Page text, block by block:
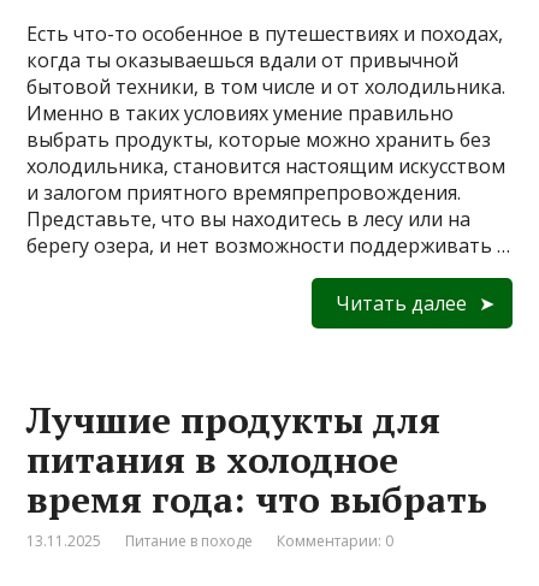
Есть что-то особенное в путешествиях и походах,
когда ты оказываешься вдали от привычной
бытовой техники, в том числе и от холодильника.
Именно в таких условиях умение правильно
выбрать продукты, которые можно хранить без
холодильника, становится настоящим искусством
и залогом приятного времяпрепровождения.
Представьте, что вы находитесь в лесу или на
берегу озера, и нет возможности поддерживать …
Читать далее
Лучшие продукты для
питания в холодное
время года: что выбрать
13.11.2025 Питание в походе Комментарии: 0